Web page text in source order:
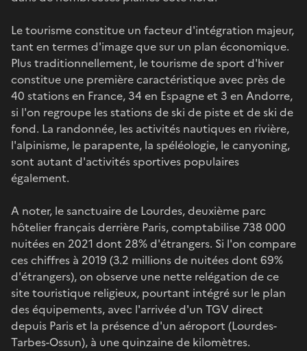
Le tourisme constitue un facteur d'intégration majeur,
tant en termes d'image que sur un plan économique.
Plus traditionnellement, le tourisme de sport d'hiver
constitue une première caractéristique avec près de
40 stations en France, 34 en Espagne et 3 en Andorre,
si l'on regroupe les stations de ski de piste et de ski de
fond. La randonnée, les activités nautiques en rivière,
l'alpinisme, le parapente, la spéléologie, le canyoning,
sont autant d'activités sportives populaires
également.
A noter, le sanctuaire de Lourdes, deuxième parc
hôtelier français derrière Paris, comptabilise 738 000
nuitées en 2021 dont 28% d'étrangers. Si l'on compare
ces chiffres à 2019 (3.2 millions de nuitées dont 69%
d'étrangers), on observe une nette relégation de ce
site touristique religieux, pourtant intégré sur le plan
des équipements, avec l'arrivée d'un TGV direct
depuis Paris et la présence d'un aéroport (Lourdes-
Tarbes-Ossun), à une quinzaine de kilomètres.